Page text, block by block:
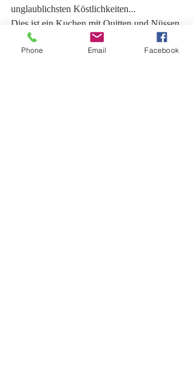
unglaublichsten Köstlichkeiten...
Dies ist ein Kuchen mit Quitten und Nüssen
und.... wer das Rezept wissen möchte kann
Phone Email Facebook